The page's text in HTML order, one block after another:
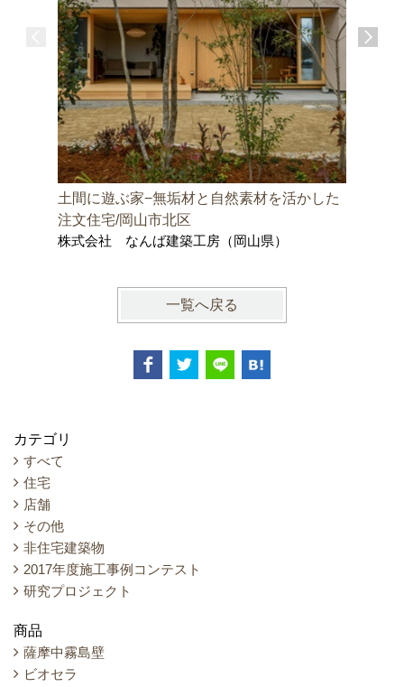
土間に遊ぶ家−無垢材と自然素材を活かした
注文住宅/岡山市北区
株式会社 なんば建築工房（岡山県）
一覧へ戻る
カテゴリ
すべて
住宅
店舗
その他
非住宅建築物
2017年度施工事例コンテスト
研究プロジェクト
商品
薩摩中霧島壁
ビオセラ